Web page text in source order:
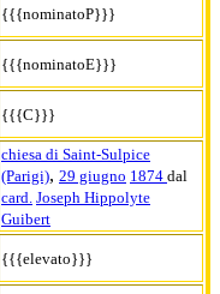
{{{nominatoP}}}
{{{nominatoE}}}
{{{C}}}
chiesa di Saint-Sulpice
(Parigi), 29 giugno 1874 dal
card. Joseph Hippolyte
Guibert
{{{elevato}}}